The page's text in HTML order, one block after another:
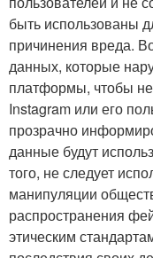
быть использованы
причинения вреда.
данных, которые
платформы, чтобы
Instagram или его
прозрачно
данные будут
того, не следует
манипуляции
распространения
этическим